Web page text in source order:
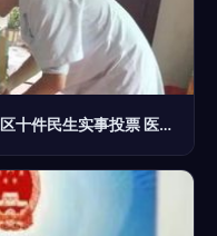
石岐的事，你来话事！2019年石岐区十件民生实事投票 医疗服务篇